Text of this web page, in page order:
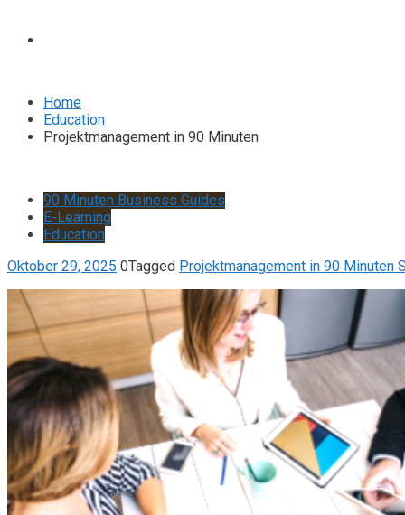
Home
Education
Projektmanagement in 90 Minuten
90 Minuten Business Guides
E-Learning
Education
Oktober 29, 2025 0Tagged Projektmanagement in 90 Minuten